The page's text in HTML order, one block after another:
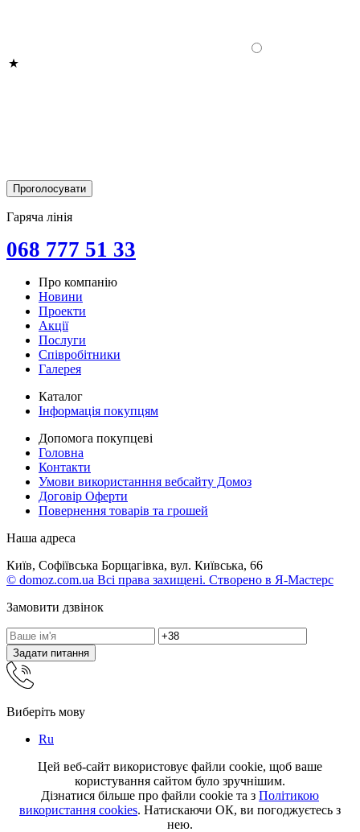
Гаряча лінія
068 777 51 33
Про компанію
Новини
Проекти
Акції
Послуги
Співробітники
Галерея
Каталог
Інформація покупцям
Допомога покупцеві
Головна
Контакти
Умови використанння вебсайту Домоз
Договір Оферти
Повернення товарів та грошей
Наша адреса
Київ, Софіївська Борщагівка, вул. Київська, 66
© domoz.com.ua Всі права захищені. Створено в Я-Мастерс
Замовити дзвінок
Задати питання
Виберіть мову
Ru
Цей веб-сайт використовує файли cookie, щоб ваше
користування сайтом було зручнішим.
Дізнатися більше про файли cookie та з Політикою
використання cookies. Натискаючи ОК, ви погоджуєтесь з
нею.